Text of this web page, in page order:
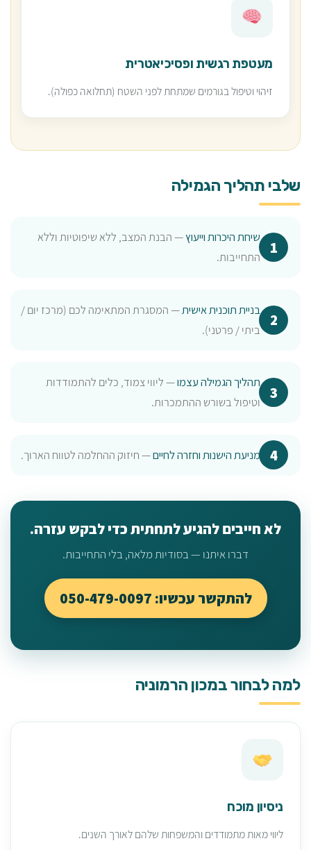
מעטפת רגשית ופסיכיאטרית
זיהוי וטיפול בגורמים שמתחת לפני השטח (תחלואה כפולה).
שלבי תהליך הגמילה
שיחת היכרות וייעוץ— הבנת המצב, ללא שיפוטיות וללא
התחייבות.
בניית תוכנית אישית— המסגרת המתאימה לכם (מרכז יום /
ביתי / פרטני).
תהליך הגמילה עצמו— ליווי צמוד, כלים להתמודדות
וטיפול בשורש ההתמכרות.
מניעת הישנות וחזרה לחיים— חיזוק ההחלמה לטווח הארוך.
לא חייבים להגיע לתחתית כדי לבקש עזרה.
דברו איתנו — בסודיות מלאה, בלי התחייבות.
להתקשר עכשיו: 050-479-0097
למה לבחור במכון הרמוניה
ניסיון מוכח
ליווי מאות מתמודדים והמשפחות שלהם לאורך השנים.